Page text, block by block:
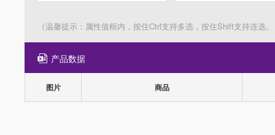
（温馨提示：属性值框内，按住Ctrl支持多选，按住Shift支持连选
产品数据
图片 商品